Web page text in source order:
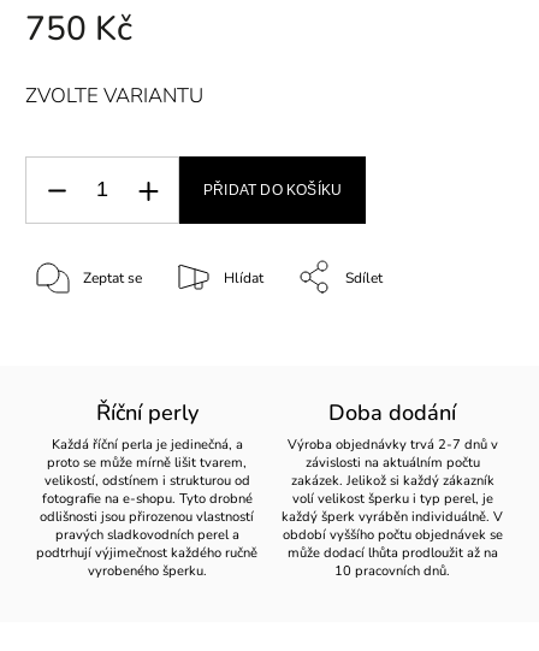
750 Kč
ZVOLTE VARIANTU
PŘIDAT DO KOŠÍKU
Zeptat se Hlídat Sdílet
Říční perly
Každá říční perla je jedinečná, a
proto se může mírně lišit tvarem,
velikostí, odstínem i strukturou od
fotografie na e-shopu. Tyto drobné
odlišnosti jsou přirozenou vlastností
pravých sladkovodních perel a
podtrhují výjimečnost každého ručně
vyrobeného šperku.
Doba dodání
Výroba objednávky trvá 2-7 dnů v
závislosti na aktuálním počtu
zakázek. Jelikož si každý zákazník
volí velikost šperku i typ perel, je
každý šperk vyráběn individuálně. V
období vyššího počtu objednávek se
může dodací lhůta prodloužit až na
10 pracovních dnů.